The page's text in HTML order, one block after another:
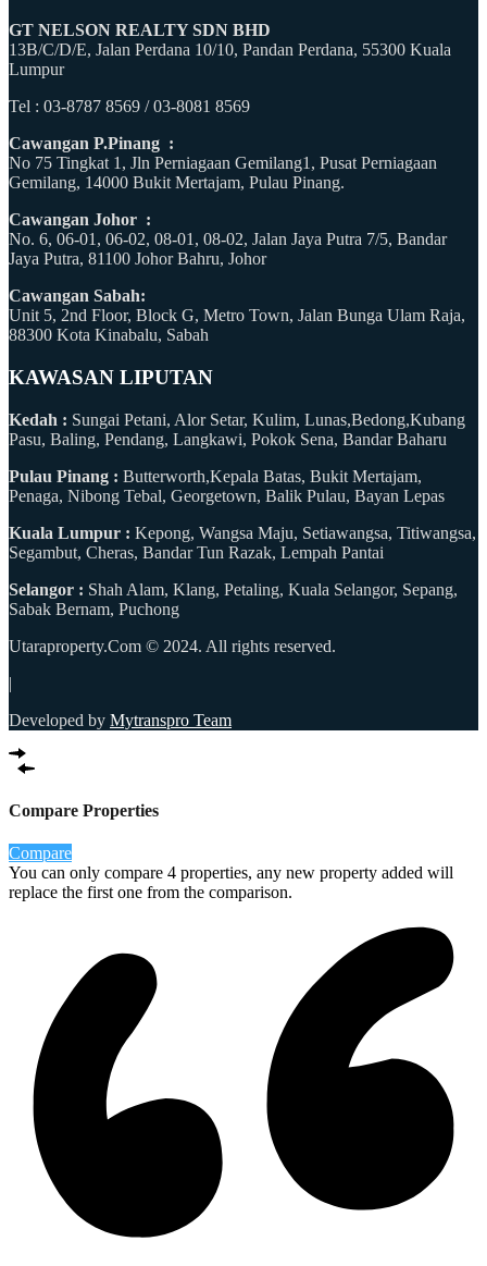
GT NELSON REALTY SDN BHD
13B/C/D/E, Jalan Perdana 10/10, Pandan Perdana, 55300 Kuala
Lumpur
Tel : 03-8787 8569 / 03-8081 8569
Cawangan P.Pinang :
No 75 Tingkat 1, Jln Perniagaan Gemilang1, Pusat Perniagaan
Gemilang, 14000 Bukit Mertajam, Pulau Pinang.
Cawangan Johor :
No. 6, 06-01, 06-02, 08-01, 08-02, Jalan Jaya Putra 7/5, Bandar
Jaya Putra, 81100 Johor Bahru, Johor
Cawangan Sabah:
Unit 5, 2nd Floor, Block G, Metro Town, Jalan Bunga Ulam Raja,
88300 Kota Kinabalu, Sabah
KAWASAN LIPUTAN
Kedah : Sungai Petani, Alor Setar, Kulim, Lunas,Bedong,Kubang
Pasu, Baling, Pendang, Langkawi, Pokok Sena, Bandar Baharu
Pulau Pinang : Butterworth,Kepala Batas, Bukit Mertajam,
Penaga, Nibong Tebal, Georgetown, Balik Pulau, Bayan Lepas
Kuala Lumpur : Kepong, Wangsa Maju, Setiawangsa, Titiwangsa,
Segambut, Cheras, Bandar Tun Razak, Lempah Pantai
Selangor : Shah Alam, Klang, Petaling, Kuala Selangor, Sepang,
Sabak Bernam, Puchong
Utaraproperty.Com © 2024. All rights reserved.
|
Developed by Mytranspro Team
Compare Properties
Compare
You can only compare 4 properties, any new property added will
replace the first one from the comparison.